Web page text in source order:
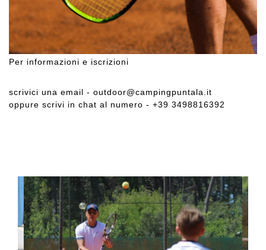
Per informazioni e iscrizioni
scrivici una email - outdoor@campingpuntala.it
oppure scrivi in chat al numero - +39 3498816392
1/5